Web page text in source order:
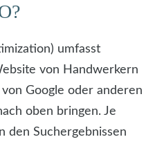
umfasst
von Handwerkern
Google oder anderen
oben bringen. Je
den Suchergebnissen